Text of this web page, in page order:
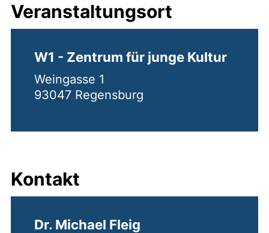
Veranstaltungsort
W1 - Zentrum für junge Kultur
Weingasse 1
93047 Regensburg
Kontakt
Dr. Michael Fleig